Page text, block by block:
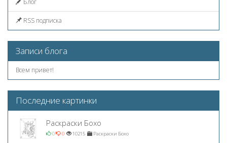
RSS подписка
Записи блога
Всем привет!
Последние картинки
Раскраски Бохо
0 0 10215 Раскраски Бохо